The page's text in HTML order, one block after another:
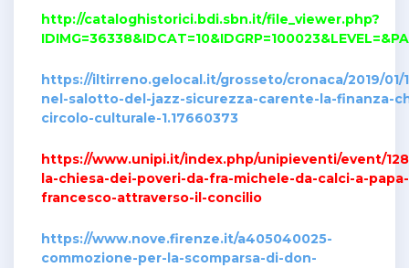
http://cataloghistorici.bdi.sbn.it/file_viewer.php?
https://iltirreno.gelocal.it/grosseto/cronaca/2019/01/
nel-salotto-del-jazz-sicurezza-carente-la-finanza-
circolo-culturale-1.17660373
https://www.unipi.it/index.php/unipieventi/event/
la-chiesa-dei-poveri-da-fra-michele-da-calci-a-papa-
francesco-attraverso-il-concilio
https://www.nove.firenze.it/a405040025-
commozione-per-la-scomparsa-di-don-